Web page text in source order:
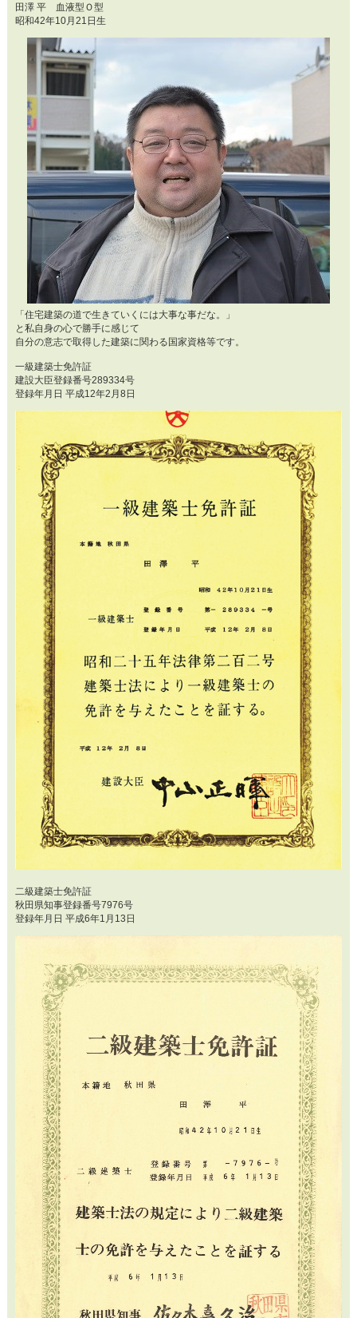
田澤 平 血液型Ｏ型
昭和42年10月21日生
「住宅建築の道で生きていくには大事な事だな。」
と私自身の心で勝手に感じて
自分の意志で取得した建築に関わる国家資格等です。
一級建築士免許証
建設大臣登録番号289334号
登録年月日 平成12年2月8日
二級建築士免許証
秋田県知事登録番号7976号
登録年月日 平成6年1月13日